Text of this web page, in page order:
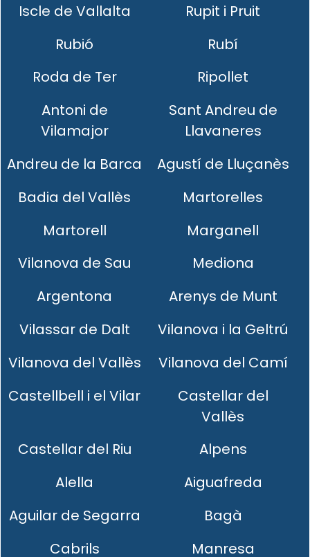
Iscle de Vallalta
Rupit i Pruit
Rubió
Rubí
Roda de Ter
Ripollet
Antoni de
Vilamajor
Sant Andreu de
Llavaneres
Andreu de la Barca
Agustí de Lluçanès
Badia del Vallès
Martorelles
Martorell
Marganell
Vilanova de Sau
Mediona
Argentona
Arenys de Munt
Vilassar de Dalt
Vilanova i la Geltrú
Vilanova del Vallès
Vilanova del Camí
Castellbell i el Vilar
Castellar del
Vallès
Castellar del Riu
Alpens
Alella
Aiguafreda
Aguilar de Segarra
Bagà
Cabrils
Manresa